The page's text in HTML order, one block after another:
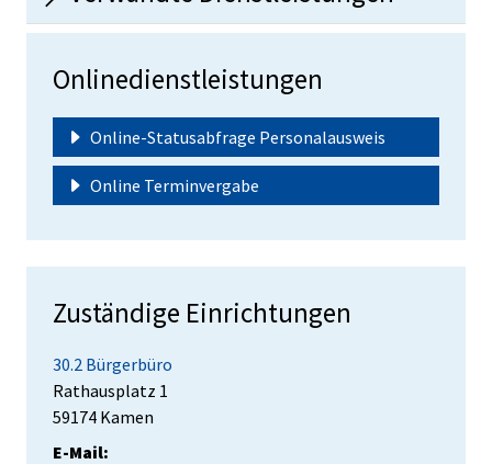
Onlinedienstleistungen
Online-Statusabfrage Personalausweis
Online Terminvergabe
Zuständige Einrichtungen
30.2 Bürgerbüro
Straße:
Rathausplatz Hausnummer:
1
PLZ:
59174 Ort:
Kamen
E-Mail: